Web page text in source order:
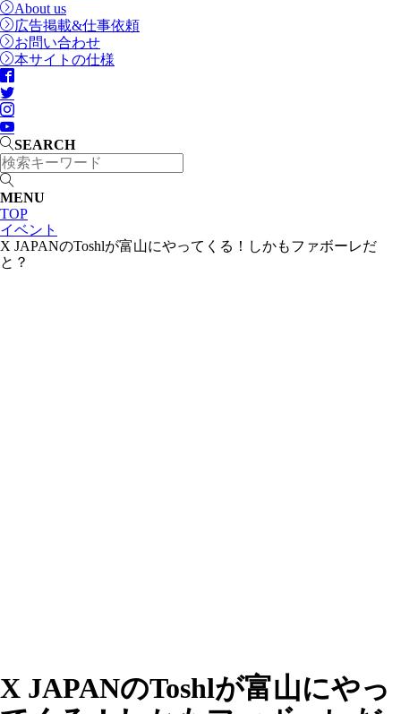
About us
広告掲載&仕事依頼
お問い合わせ
本サイトの仕様
SEARCH
MENU
TOP
イベント
X JAPANのToshlが富山にやってくる！しかもファボーレだ
と？
X JAPANのToshlが富山にやっ